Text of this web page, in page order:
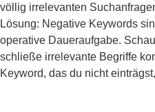
völlig irrelevanten
Lösung: Negative Keywords
operative Daueraufgabe.
schließe irrelevante Begriffe
Keyword, das du nicht